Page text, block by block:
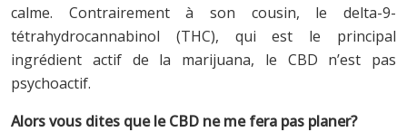
calme. Contrairement à son cousin, le delta-9-
tétrahydrocannabinol (THC), qui est le principal
ingrédient actif de la marijuana, le CBD n’est pas
psychoactif.
Alors vous dites que le CBD ne me fera pas planer?